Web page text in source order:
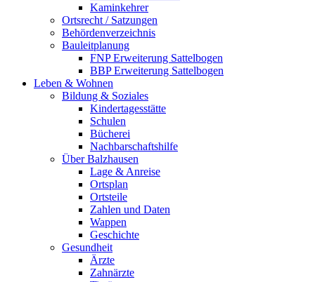
Kaminkehrer
Ortsrecht / Satzungen
Behördenverzeichnis
Bauleitplanung
FNP Erweiterung Sattelbogen
BBP Erweiterung Sattelbogen
Leben & Wohnen
Bildung & Soziales
Kindertagesstätte
Schulen
Bücherei
Nachbarschaftshilfe
Über Balzhausen
Lage & Anreise
Ortsplan
Ortsteile
Zahlen und Daten
Wappen
Geschichte
Gesundheit
Ärzte
Zahnärzte